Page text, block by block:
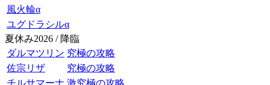
風火輪α
ユグドラシルα
夏休み2026 / 降臨
ダルマツリン 究極の攻略
佐宗リザ
究極の攻略
チルサマーナ 激究極の攻略